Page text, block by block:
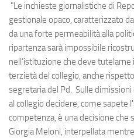
"Le inchieste giornalistiche di
gestionale opaco, caratterizzato
da una forte permeabilità alla
ripartenza sarà impossibile
nell’istituzione che deve
terzietà del collegio, anche
segretaria del Pd. Sulle
al collegio decidere, come sapete
competenza, è una decisione che
Giorgia Meloni, interpellata